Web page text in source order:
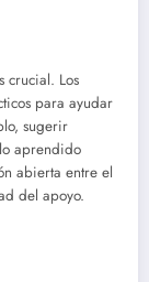
crucial. Los
para ayudar
sugerir
aprendido
abierta entre el
del apoyo.